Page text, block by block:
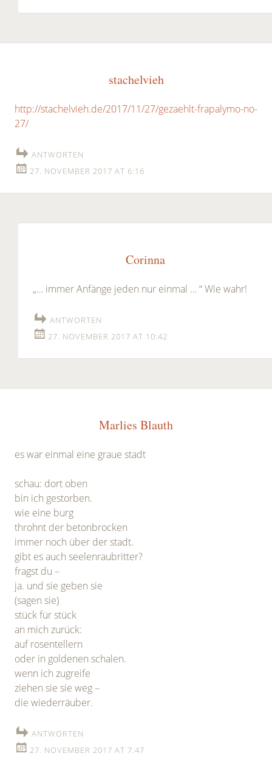
stachelvieh
http://stachelvieh.de/2017/11/27/gezaehlt-frapalymo-no-
27/
ANTWORTEN
27. NOVEMBER 2017 AT 6:16
Corinna
„… immer Anfänge jeden nur einmal … “ Wie wahr!
ANTWORTEN
27. NOVEMBER 2017 AT 10:42
Marlies Blauth
es war einmal eine graue stadt
schau: dort oben
bin ich gestorben.
wie eine burg
throhnt der betonbrocken
immer noch über der stadt.
gibt es auch seelenraubritter?
fragst du –
ja. und sie geben sie
(sagen sie)
stück für stück
an mich zurück:
auf rosentellern
oder in goldenen schalen.
wenn ich zugreife
ziehen sie sie weg –
die wiederräuber.
ANTWORTEN
27. NOVEMBER 2017 AT 7:47